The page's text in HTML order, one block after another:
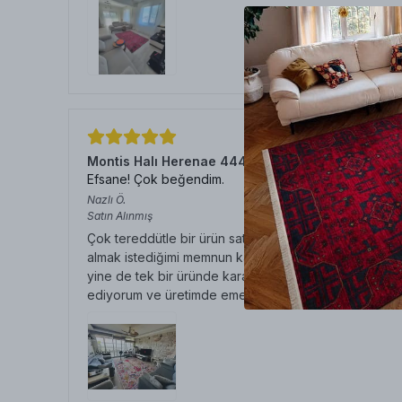
Montis Halı Herenae 444011 Krem Dokuma
Efsane! Çok beğendim.
Nazlı Ö.
Satın Alınmış
Çok tereddütle bir ürün satın alıp bu kadar
almak istediğimi memnun kalmazsam aynı gün
yine de tek bir üründe karar verdim aldım ama tek
ediyorum ve üretimde emeği geçen herkese